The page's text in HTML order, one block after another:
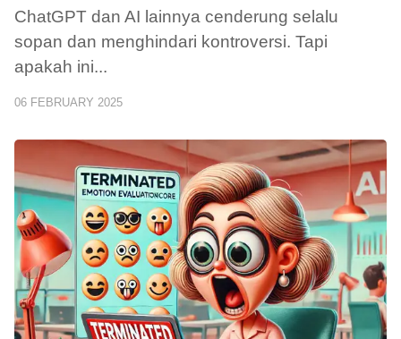
ChatGPT dan AI lainnya cenderung selalu
sopan dan menghindari kontroversi. Tapi
apakah ini...
06 FEBRUARY 2025